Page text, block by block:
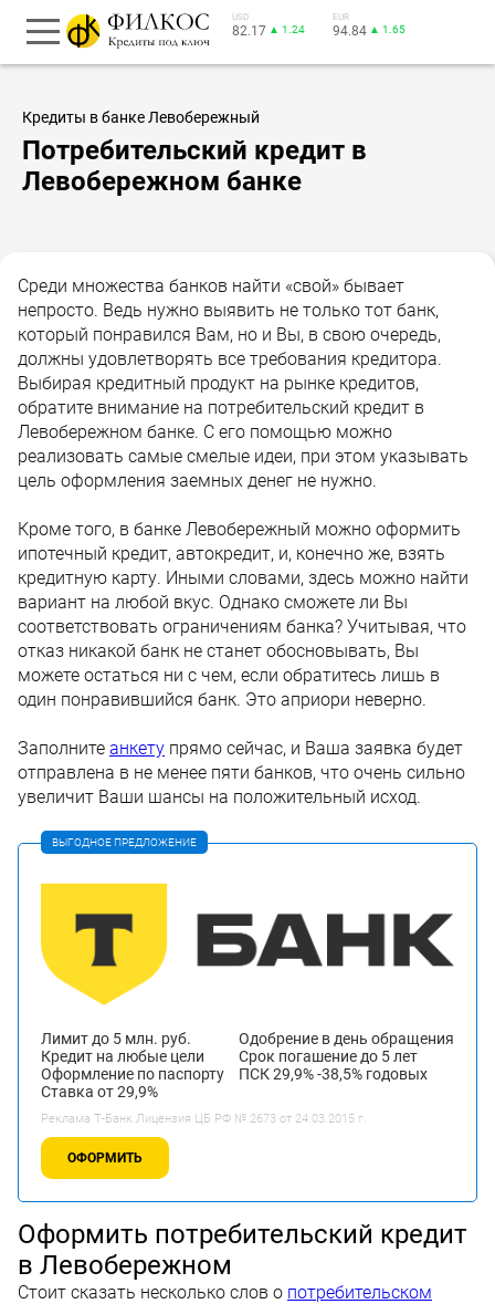
USD
82.17 ▲ 1.24
EUR
94.84 ▲ 1.65
Кредиты в банке Левобережный
Потребительский кредит в
Левобережном банке
Среди множества банков найти «свой» бывает
непросто. Ведь нужно выявить не только тот банк,
который понравился Вам, но и Вы, в свою очередь,
должны удовлетворять все требования кредитора.
Выбирая кредитный продукт на рынке кредитов,
обратите внимание на потребительский кредит в
Левобережном банке. С его помощью можно
реализовать самые смелые идеи, при этом указывать
цель оформления заемных денег не нужно.
Кроме того, в банке Левобережный можно оформить
ипотечный кредит, автокредит, и, конечно же, взять
кредитную карту. Иными словами, здесь можно найти
вариант на любой вкус. Однако сможете ли Вы
соответствовать ограничениям банка? Учитывая, что
отказ никакой банк не станет обосновывать, Вы
можете остаться ни с чем, если обратитесь лишь в
один понравившийся банк. Это априори неверно.
Заполните анкету прямо сейчас, и Ваша заявка будет
отправлена в не менее пяти банков, что очень сильно
увеличит Ваши шансы на положительный исход.
ВЫГОДНОЕ ПРЕДЛОЖЕНИЕ
Лимит до 5 млн. руб.
Кредит на любые цели
Оформление по паспорту
Ставка от 29,9%
Одобрение в день обращения
Срок погашение до 5 лет
ПСК 29,9% -38,5% годовых
Реклама Т-Банк.Лицензия ЦБ РФ № 2673 от 24.03.2015 г.
ОФОРМИТЬ
Оформить потребительский кредит
в Левобережном
Стоит сказать несколько слов о потребительском